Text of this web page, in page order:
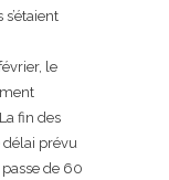
le
fin des
délai prévu
de 60